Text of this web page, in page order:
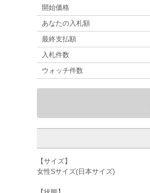
開始価格
あなたの入札額
最終支払額
入札件数
ウォッチ件数
【サイズ】
女性Sサイズ(日本サイズ)